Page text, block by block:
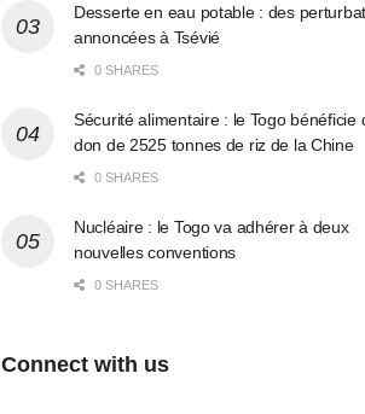
Desserte en eau potable : des
annoncées à Tsévié
0 SHARES
Sécurité alimentaire : le Togo bénéficie
don de 2525 tonnes de riz de la Chine
0 SHARES
Nucléaire : le Togo va adhérer à deux
nouvelles conventions
0 SHARES
Connect with us